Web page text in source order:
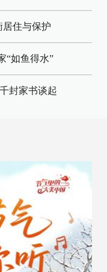
居住与保护
“如鱼得水”
封家书谈起